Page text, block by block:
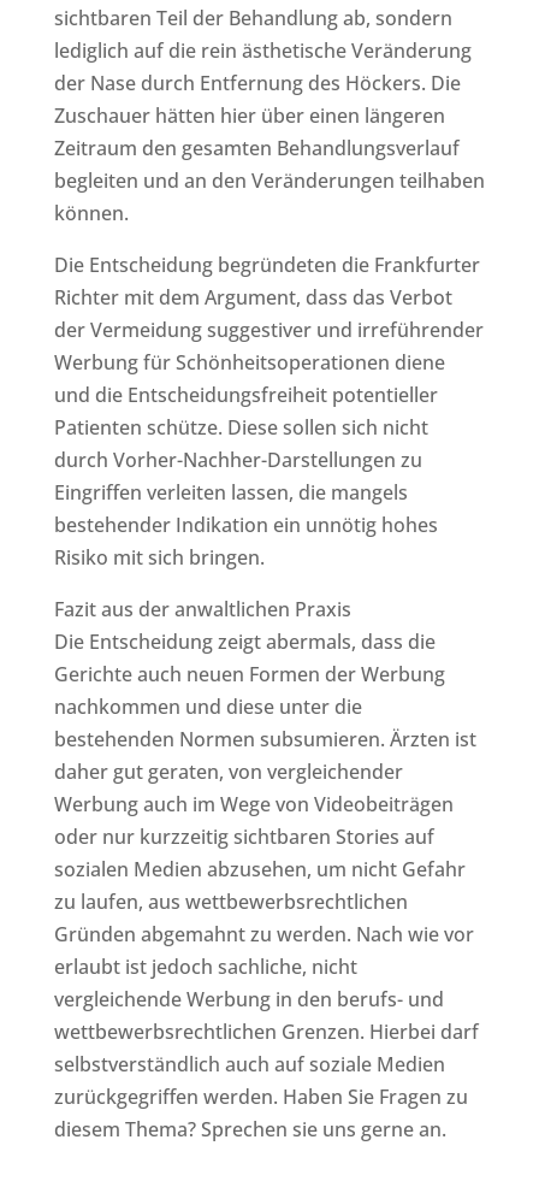
sichtbaren Teil der Behandlung ab, sondern
lediglich auf die rein ästhetische Veränderung
der Nase durch Entfernung des Höckers. Die
Zuschauer hätten hier über einen längeren
Zeitraum den gesamten Behandlungsverlauf
begleiten und an den Veränderungen teilhaben
können.
Die Entscheidung begründeten die Frankfurter
Richter mit dem Argument, dass das Verbot
der Vermeidung suggestiver und irreführender
Werbung für Schönheitsoperationen diene
und die Entscheidungsfreiheit potentieller
Patienten schütze. Diese sollen sich nicht
durch Vorher-Nachher-Darstellungen zu
Eingriffen verleiten lassen, die mangels
bestehender Indikation ein unnötig hohes
Risiko mit sich bringen.
Fazit aus der anwaltlichen Praxis
Die Entscheidung zeigt abermals, dass die
Gerichte auch neuen Formen der Werbung
nachkommen und diese unter die
bestehenden Normen subsumieren. Ärzten ist
daher gut geraten, von vergleichender
Werbung auch im Wege von Videobeiträgen
oder nur kurzzeitig sichtbaren Stories auf
sozialen Medien abzusehen, um nicht Gefahr
zu laufen, aus wettbewerbsrechtlichen
Gründen abgemahnt zu werden. Nach wie vor
erlaubt ist jedoch sachliche, nicht
vergleichende Werbung in den berufs- und
wettbewerbsrechtlichen Grenzen. Hierbei darf
selbstverständlich auch auf soziale Medien
zurückgegriffen werden. Haben Sie Fragen zu
diesem Thema? Sprechen sie uns gerne an.